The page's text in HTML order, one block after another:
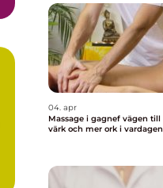
04. apr
Massage i gagnef vägen till mindre
värk och mer ork i vardagen